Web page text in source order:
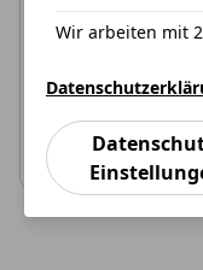
Wir arbeiten mit